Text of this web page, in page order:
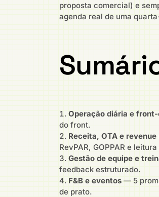
proposta comercial) e
agenda real de uma
Operação diária e
do front.
Receita, OTA e
RevPAR, GOPPAR e
Gestão de equipe e
feedback estruturado.
F&B e eventos — 5
de prato.